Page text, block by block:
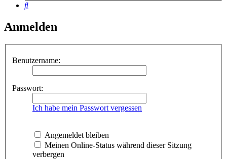
Suche
Anmelden
Benutzername:
Passwort:
Ich habe mein Passwort vergessen
Angemeldet bleiben
Meinen Online-Status während dieser Sitzung
verbergen